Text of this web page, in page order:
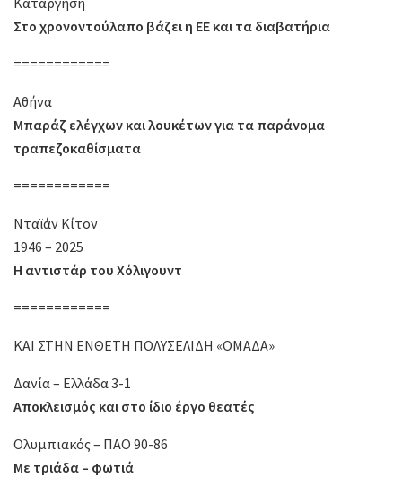
Στο χρονοντούλαπο βάζει η ΕΕ και τα διαβατήρια
============
Αθήνα
Μπαράζ ελέγχων και λουκέτων για τα παράνομα
τραπεζοκαθίσματα
============
Νταϊάν Κίτον
1946 – 2025
Η αντιστάρ του Χόλιγουντ
============
ΚΑΙ ΣΤΗΝ ΕΝΘΕΤΗ ΠΟΛΥΣΕΛΙΔΗ «ΟΜΑΔΑ»
Δανία – Ελλάδα 3-1
Αποκλεισμός και στο ίδιο έργο θεατές
Oλυμπιακός – ΠΑΟ 90-86
Με τριάδα – φωτιά